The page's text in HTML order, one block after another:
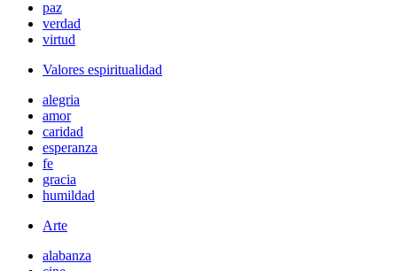
paz
verdad
virtud
Valores espiritualidad
alegria
amor
caridad
esperanza
fe
gracia
humildad
Arte
alabanza